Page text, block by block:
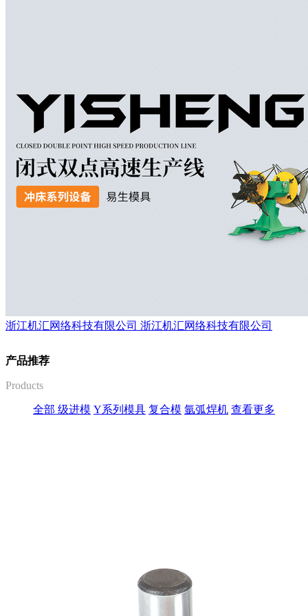
浙江机汇网络科技有限公司 浙江机汇网络科技有限公司
产品推荐
Products
全部 级进模 Y系列模具 复合模 氩弧焊机 查看更多